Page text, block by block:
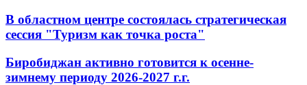
В областном центре состоялась стратегическая
сессия "Туризм как точка роста"
Биробиджан активно готовится к осенне-
зимнему периоду 2026-2027 г.г.